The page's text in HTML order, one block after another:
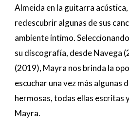
Almeida en la guitarra
redescubrir algunas de sus
ambiente íntimo.
su discografía, desde Navega
(2019), Mayra nos brinda la
escuchar una vez más algunas
hermosas, todas ellas escritas
Mayra.